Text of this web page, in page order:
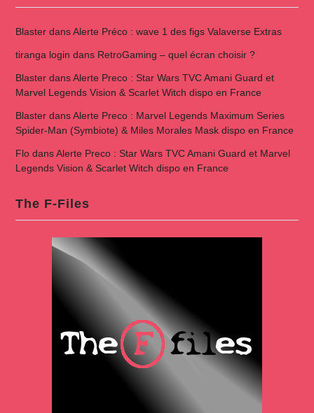
BlasterdansAlerte Préco : wave 1 des figs Valaverse Extras
tiranga login dans RetroGaming – quel écran choisir ?
BlasterdansAlerte Preco : Star Wars TVC Amani Guard et
Marvel Legends Vision & Scarlet Witch dispo en France
BlasterdansAlerte Preco : Marvel Legends Maximum Series
Spider-Man (Symbiote) & Miles Morales Mask dispo en France
FlodansAlerte Preco : Star Wars TVC Amani Guard et Marvel
Legends Vision & Scarlet Witch dispo en France
The F-Files